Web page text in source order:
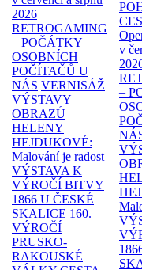
2026
RETROGAMING
– POČÁTKY
OSOBNÍCH
POČÍTAČŮ U
NÁS VERNISÁŽ
VÝSTAVY
OBRAZŮ
HELENY
HEJDUKOVÉ:
Malování je radost
VÝSTAVA K
VÝROČÍ BITVY
1866 U ČESKÉ
SKALICE 160.
VÝROČÍ
PRUSKO-
RAKOUSKÉ
v
–